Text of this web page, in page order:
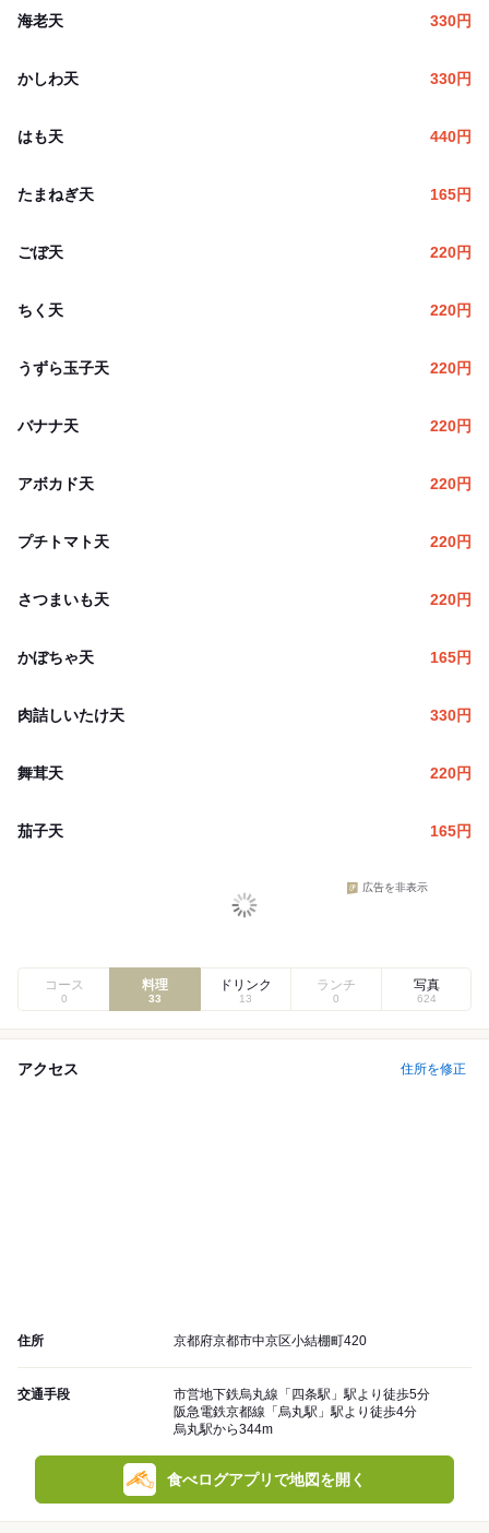
海老天 330円
かしわ天 330円
はも天 440円
たまねぎ天 165円
ごぼ天 220円
ちく天 220円
うずら玉子天 220円
バナナ天 220円
アボカド天 220円
プチトマト天 220円
さつまいも天 220円
かぼちゃ天 165円
肉詰しいたけ天 330円
舞茸天 220円
茄子天 165円
広告を非表示
コース
0
料理
33
ドリンク
13
ランチ
0
写真
624
アクセス 住所を修正
住所 京都府京都市中京区小結棚町420
交通手段
市営地下鉄烏丸線「四条駅」駅より徒歩5分
阪急電鉄京都線「烏丸駅」駅より徒歩4分
烏丸駅から344m
食べログアプリで地図を開く